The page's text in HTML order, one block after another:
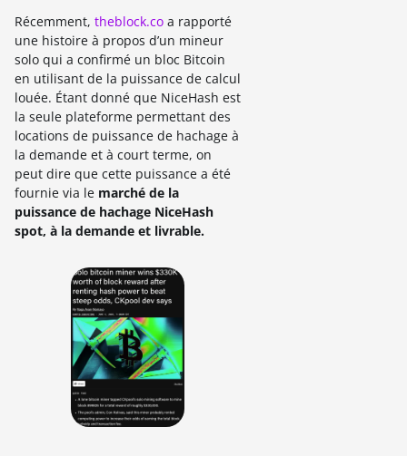
Récemment, theblock.co a rapporté
une histoire à propos d’un mineur
solo qui a confirmé un bloc Bitcoin
en utilisant de la puissance de calcul
louée. Étant donné que NiceHash est
la seule plateforme permettant des
locations de puissance de hachage à
la demande et à court terme, on
peut dire que cette puissance a été
fournie via le marché de la
puissance de hachage NiceHash
spot, à la demande et livrable.